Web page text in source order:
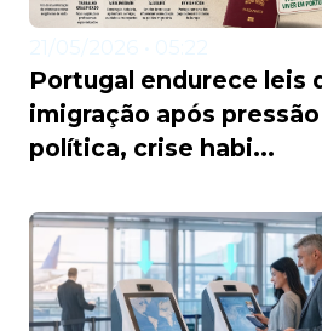
Portugal endurece leis
imigração após pressão
política, crise habi...